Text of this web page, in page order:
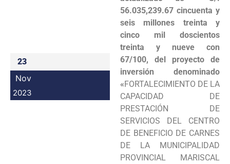
23
Nov
2023
56.035,239.67 cincuenta y
seis millones treinta y
cinco mil doscientos
treinta y nueve con
67/100, del proyecto de
inversión denominado
«FORTALECIMIENTO DE LA
CAPACIDAD DE
PRESTACIÓN DE
SERVICIOS DEL CENTRO
DE BENEFICIO DE CARNES
DE LA MUNICIPALIDAD
PROVINCIAL MARISCAL